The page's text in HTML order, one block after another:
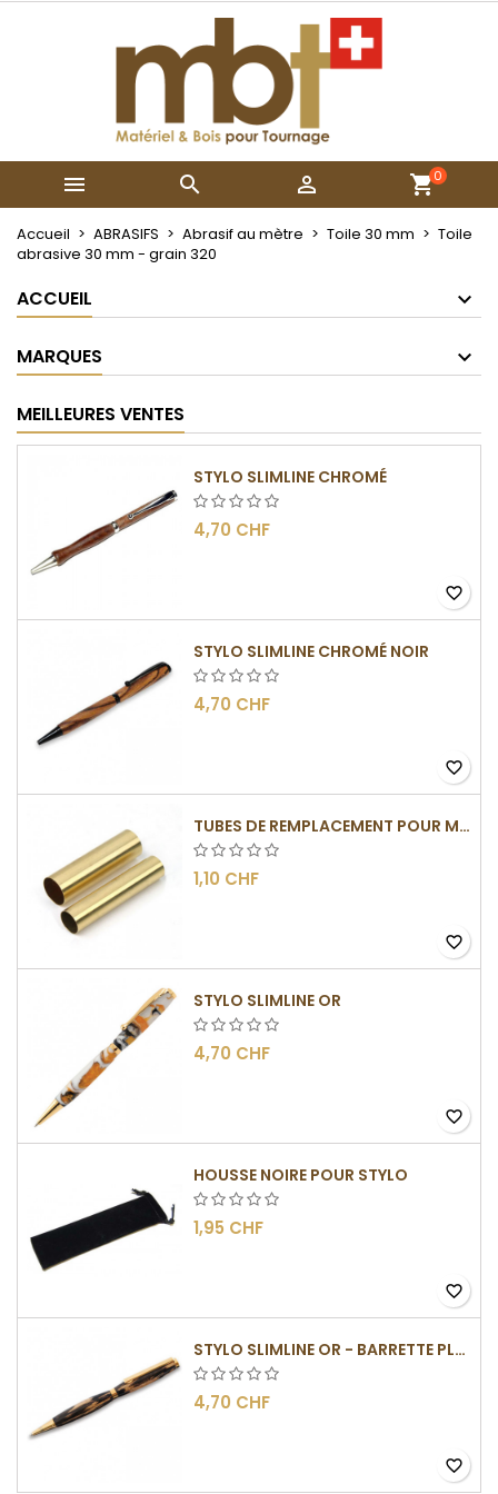
   0
Accueil ABRASIFS Abrasif au mètre Toile 30 mm
Toile
abrasive 30 mm - grain 320
ACCUEIL
MARQUES
MEILLEURES VENTES
STYLO SLIMLINE CHROMÉ
4,70 CHF
favorite_border
STYLO SLIMLINE CHROMÉ NOIR
4,70 CHF
favorite_border
TUBES DE REMPLACEMENT POUR MÉCANISME SLIMLINE
1,10 CHF
favorite_border
STYLO SLIMLINE OR
4,70 CHF
favorite_border
HOUSSE NOIRE POUR STYLO
1,95 CHF
favorite_border
STYLO SLIMLINE OR - BARRETTE PLATE
4,70 CHF
favorite_border
Mes listes
Créer une nouvelle liste
Créer une liste d'envies
Connexion
Vous devez être connecté pour ajouter des produits
à votre liste d'envies.
Annuler Connexion